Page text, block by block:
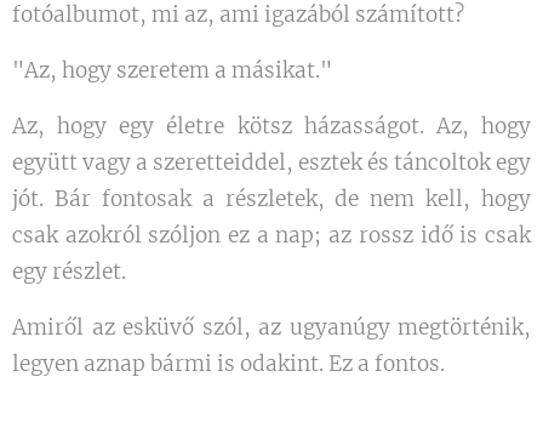
fotóalbumot, mi az, ami igazából számított?
"Az, hogy szeretem a másikat."
Az, hogy egy életre kötsz házasságot. Az, hogy
együtt vagy a szeretteiddel, esztek és táncoltok egy
jót. Bár fontosak a részletek, de nem kell, hogy
csak azokról szóljon ez a nap; az rossz idő is csak
egy részlet.
Amiről az esküvő szól, az ugyanúgy megtörténik,
legyen aznap bármi is odakint. Ez a fontos.